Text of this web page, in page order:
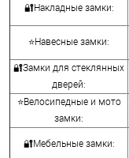
🔐Накладные замки:
⭐Навесные замки:
🔐Замки для стеклянных
дверей:
⭐Велосипедные и мото
замки:
🔐Мебельные замки: